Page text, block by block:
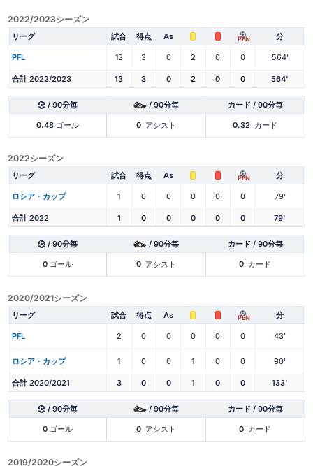
2022/2023シーズン
リーグ 試合 得点 As PEN 分
PFL 13 3 0 2 0 0 564'
合計 2022/2023 13 3 0 2 0 0 564'
/ 90分毎 / 90分毎 カード / 90分毎
0.48ゴール 0 アシスト 0.32 カード
2022シーズン
リーグ 試合 得点 As PEN 分
ロシア・カップ 1 0 0 0 0 0 79'
合計 2022 1 0 0 0 0 0 79'
/ 90分毎 / 90分毎 カード / 90分毎
0ゴール 0 アシスト 0 カード
2020/2021シーズン
リーグ 試合 得点 As PEN 分
PFL 2 0 0 0 0 0 43'
ロシア・カップ 1 0 0 1 0 0 90'
合計 2020/2021 3 0 0 1 0 0 133'
/ 90分毎 / 90分毎 カード / 90分毎
0ゴール 0 アシスト 0 カード
2019/2020シーズン